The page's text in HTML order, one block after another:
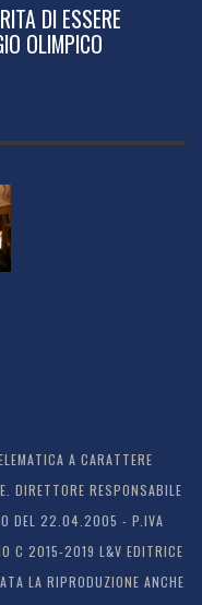
DI ESSERE
OLIMPICO
A CARATTERE
DIRETTORE RESPONSABILE
DEL 22.04.2005 - P.IVA
C 2015-2019 L&V EDITRICE
LA RIPRODUZIONE ANCHE